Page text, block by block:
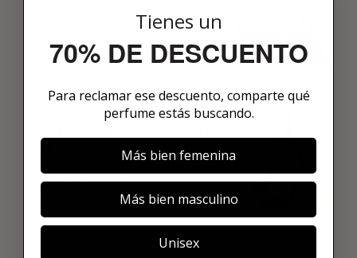
Starte mit deinem Favoriten. Dein
dem Checkout verschickt.
03
Originalduft. Pausiere oder kündige
Tienes un
70% DE DESCUENTO
Para reclamar ese descuento, comparte qué
perfume estás buscando.
Más bien femenina
Más bien masculino
Unisex